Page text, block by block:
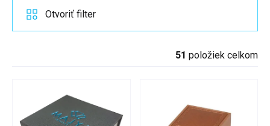
51 položiek celkom
Otvoriť filter